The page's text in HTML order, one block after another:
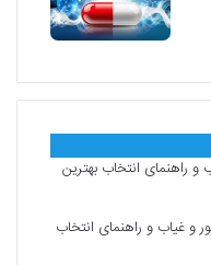
راهنمای انتخاب بهترین
و غیاب و راهنمای انتخاب